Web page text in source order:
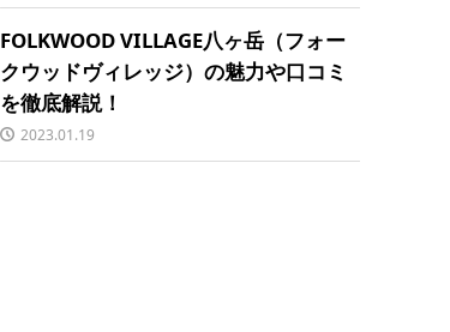
FOLKWOOD VILLAGE八ヶ岳（フォー
クウッドヴィレッジ）の魅力や口コミ
を徹底解説！
2023.01.19